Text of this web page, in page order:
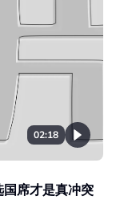
02:18
席才是真冲突